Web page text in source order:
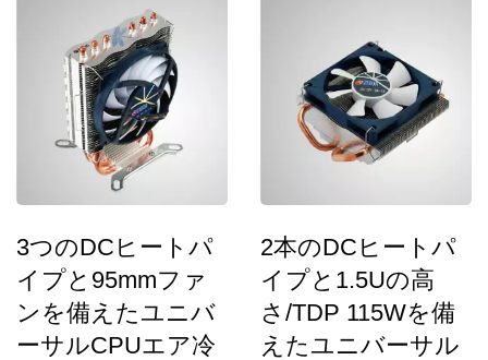
消費電力。
3つのDCヒートパ
イプと95mmファ
ンを備えたユニバ
ーサルCPUエア冷
2本のDCヒートパ
イプと1.5Uの高
さ/TDP 115Wを備
えたユニバーサル